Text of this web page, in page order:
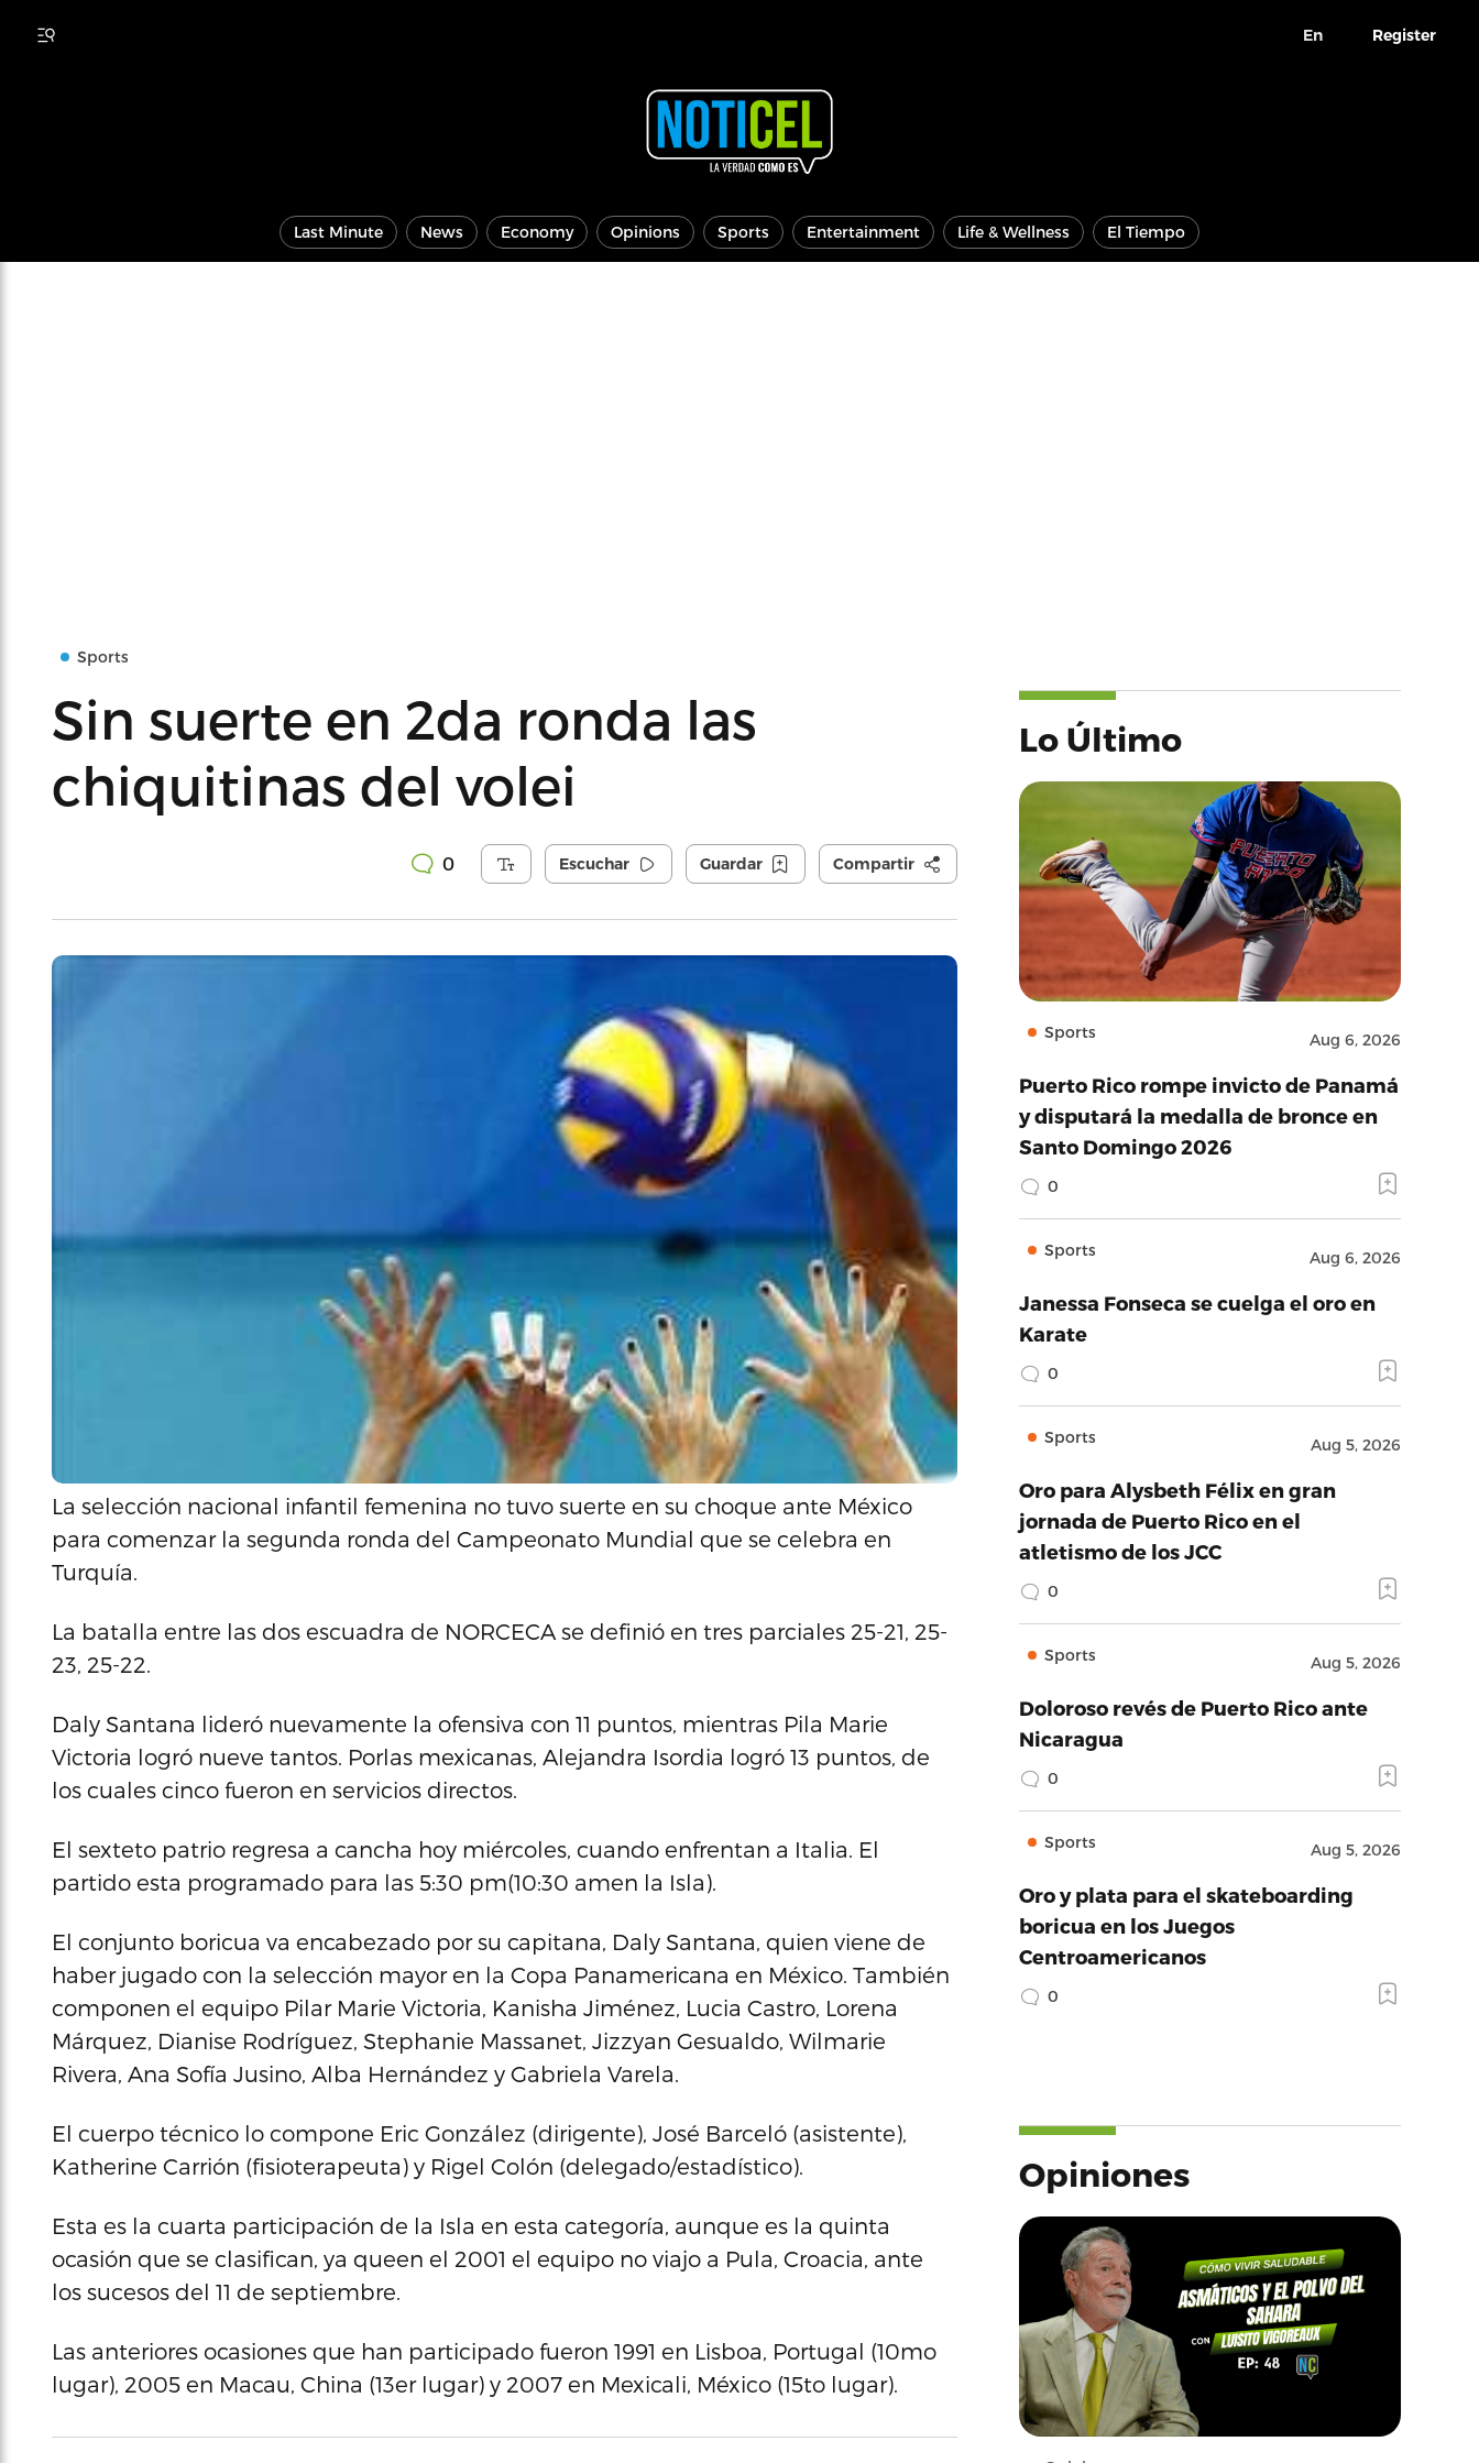
En Register
Last Minute News Economy Opinions Sports Entertainment Life & Wellness El Tiempo
Sports
Sin suerte en 2da ronda las
chiquitinas del volei
0 Escuchar Guardar Compartir
La selección nacional infantil femenina no tuvo suerte en su choque ante México
para comenzar la segunda ronda del Campeonato Mundial que se celebra en
Turquía.
La batalla entre las dos escuadra de NORCECA se definió en tres parciales 25-21, 25-
23, 25-22.
Daly Santana lideró nuevamente la ofensiva con 11 puntos, mientras Pila Marie
Victoria logró nueve tantos. Porlas mexicanas, Alejandra Isordia logró 13 puntos, de
los cuales cinco fueron en servicios directos.
El sexteto patrio regresa a cancha hoy miércoles, cuando enfrentan a Italia. El
partido esta programado para las 5:30 pm(10:30 amen la Isla).
El conjunto boricua va encabezado por su capitana, Daly Santana, quien viene de
haber jugado con la selección mayor en la Copa Panamericana en México. También
componen el equipo Pilar Marie Victoria, Kanisha Jiménez, Lucia Castro, Lorena
Márquez, Dianise Rodríguez, Stephanie Massanet, Jizzyan Gesualdo, Wilmarie
Rivera, Ana Sofía Jusino, Alba Hernández y Gabriela Varela.
El cuerpo técnico lo compone Eric González (dirigente), José Barceló (asistente),
Katherine Carrión (fisioterapeuta) y Rigel Colón (delegado/estadístico).
Esta es la cuarta participación de la Isla en esta categoría, aunque es la quinta
ocasión que se clasifican, ya queen el 2001 el equipo no viajo a Pula, Croacia, ante
los sucesos del 11 de septiembre.
Las anteriores ocasiones que han participado fueron 1991 en Lisboa, Portugal (10mo
lugar), 2005 en Macau, China (13er lugar) y 2007 en Mexicali, México (15to lugar).
Lo Último
Sports Aug 6, 2026
Puerto Rico rompe invicto de Panamá
y disputará la medalla de bronce en
Santo Domingo 2026
0
Sports Aug 6, 2026
Janessa Fonseca se cuelga el oro en
Karate
0
Sports Aug 5, 2026
Oro para Alysbeth Félix en gran
jornada de Puerto Rico en el
atletismo de los JCC
0
Sports Aug 5, 2026
Doloroso revés de Puerto Rico ante
Nicaragua
0
Sports Aug 5, 2026
Oro y plata para el skateboarding
boricua en los Juegos
Centroamericanos
0
Opiniones